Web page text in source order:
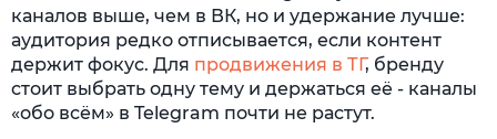
каналов выше, чем в ВК, но и удержание лучше:
аудитория редко отписывается, если контент
держит фокус. Для продвижения в ТГ, бренду
стоит выбрать одну тему и держаться её - каналы
«обо всём» в Telegram почти не растут.